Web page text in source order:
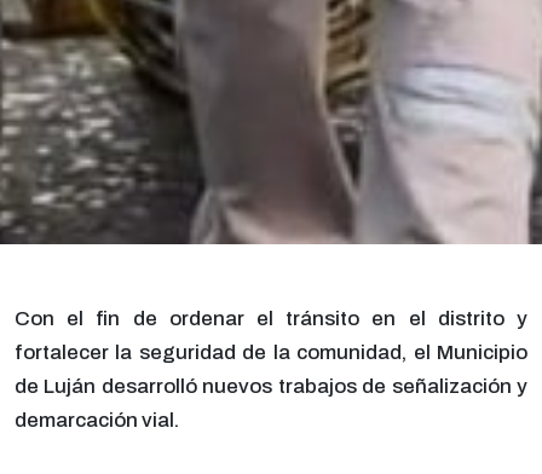
Con el fin de ordenar el tránsito en el distrito y
fortalecer la seguridad de la comunidad, el Municipio
de Luján desarrolló nuevos trabajos de señalización y
demarcación vial.